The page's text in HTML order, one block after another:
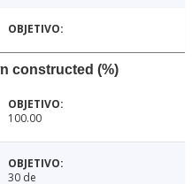
constructed (%)
100.00
30 de